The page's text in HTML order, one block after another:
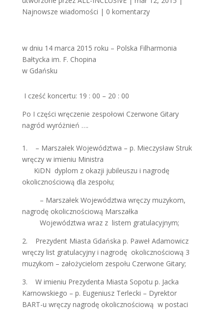
Najnowsze wiadomości | 0 komentarzy
w dniu 14 marca 2015 roku – Polska Filharmonia
Bałtycka im. F. Chopina
w Gdańsku
I cześć koncertu: 19 : 00 – 20 : 00
Po I części wręczenie zespołowi Czerwone Gitary
nagród wyróżnień ….
1. – Marszałek Województwa – p. Mieczysław Struk
wręczy w imieniu Ministra
KiDN dyplom z okazji jubileuszu i nagrodę
okolicznościową dla zespołu;
– Marszałek Województwa wręczy muzykom,
nagrodę okolicznościową Marszałka
Województwa wraz z listem gratulacyjnym;
2. Prezydent Miasta Gdańska p. Paweł Adamowicz
wręczy list gratulacyjny i nagrodę okolicznościową 3
muzykom – założycielom zespołu Czerwone Gitary;
3. W imieniu Prezydenta Miasta Sopotu p. Jacka
Karnowskiego – p. Eugeniusz Terlecki – Dyrektor
BART-u wręczy nagrodę okolicznościową w postaci